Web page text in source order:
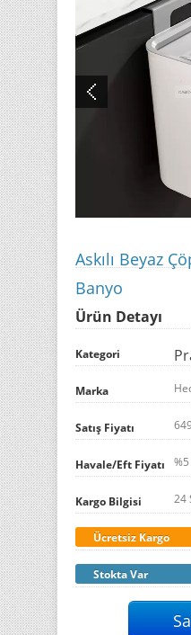
Askılı Beyaz
Banyo
Ürün Detayı
Kategori
Marka
Satış Fiyatı
Havale/Eft Fiyatı
Kargo Bilgisi 24
Ücretsiz Kargo
Stokta Var